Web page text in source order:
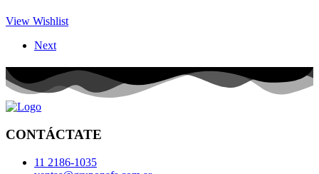
View Wishlist
Next
CONTÁCTATE
11 2186-1035